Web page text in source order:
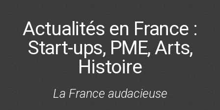
Actualités en France :
Start-ups, PME, Arts,
Histoire
La France audacieuse